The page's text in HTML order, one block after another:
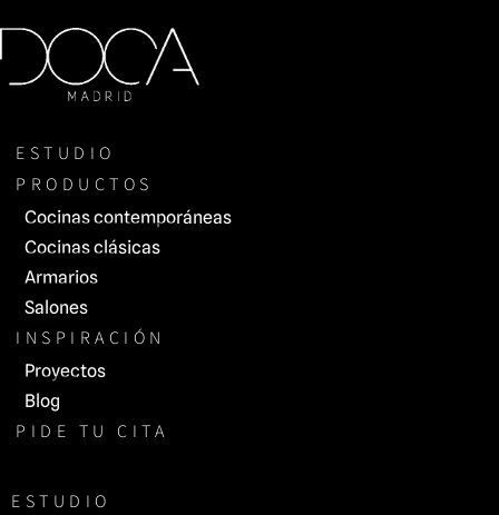
Saltar
al
ESTUDIO
PRODUCTOS
Cocinas contemporáneas
Cocinas clásicas
Armarios
Salones
INSPIRACIÓN
Proyectos
Blog
PIDE TU CITA
ESTUDIO